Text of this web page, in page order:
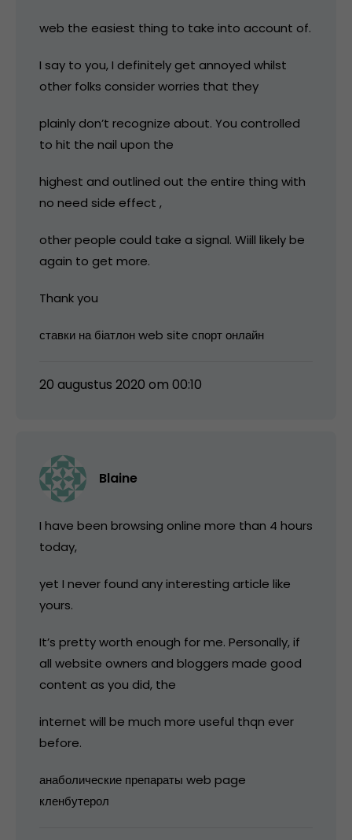
web the easiest thing to take into account of.
I say to you, I definitely get annoyed whilst
other folks consider worries that they
plainly don’t recognize about. You controlled
to hit the nail upon the
highest and outlined out the entire thing with
no need side effect ,
other people could take a signal. Wiill likely be
again to get more.
Thank you
ставки на біатлон web site спорт онлайн
20 augustus 2020 om 00:10
Blaine
I have been browsing online more than 4 hours
today,
yet I never found any interesting article like
yours.
It’s pretty worth enough for me. Personally, if
all website owners and bloggers made good
content as you did, the
internet will be much more useful thqn ever
before.
анаболические препараты web page
кленбутерол